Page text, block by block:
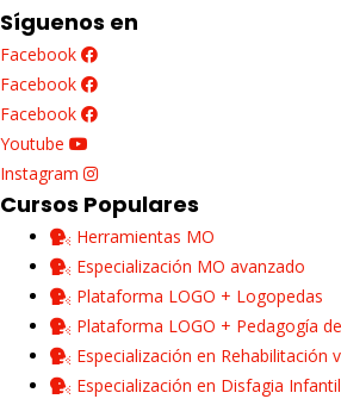
Síguenos en
Facebook
Facebook
Facebook
Youtube
Instagram
Cursos Populares
Herramientas MO
Especialización MO avanzado
Plataforma LOGO + Logopedas
Plataforma LOGO + Pedagogía
Especialización en Rehabilitación
Especialización en Disfagia